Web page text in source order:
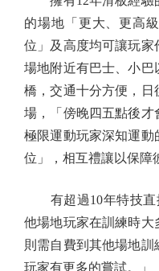
的場地「更大、更高
位」及高度均可讓玩
場地附近有巴士、小巴
橋，交通十分方便，日
場，「傍晚四五點後才
極限運動玩家深知運動
位」，相互禮讓以保障
有超過10年特技直
他場地玩家在訓練時
則需自費到其他場地
玩家有更多的嘗試。」